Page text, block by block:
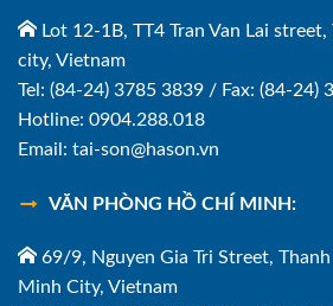
Lot 12-1B, TT4 Tran Van Lai
city, Vietnam
Tel: (84-24) 3785 3839 / Fax: (84-24)
Hotline: 0904.288.018
Email: tai-son@hason.vn
VĂN PHÒNG HỒ CHÍ MINH:
69/9, Nguyen Gia Tri Street,
Minh City, Vietnam